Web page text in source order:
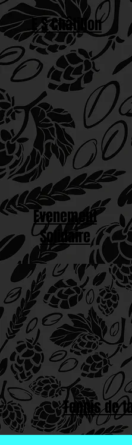
E S Châtillon
Evenement
Solidaire
Tennis de